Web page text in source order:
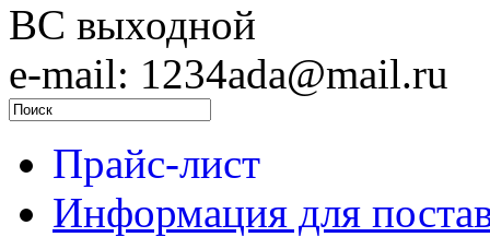
ВС выходной
e-mail: 1234ada@mail.ru
Прайс-лист
Информация для